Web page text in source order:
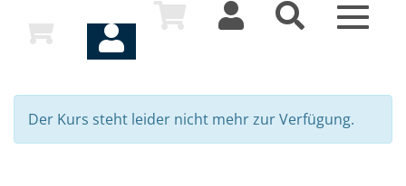
Toggle
Der Kurs steht leider nicht mehr zur Verfügung.